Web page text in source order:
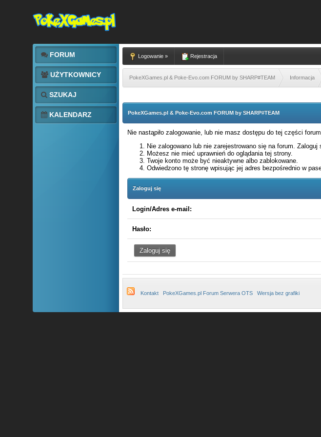
FORUM
UŻYTKOWNICY
SZUKAJ
KALENDARZ
Logowanie » Rejestracja
PokeXGames.pl & Poke-Evo.com FORUM by SHARP#TEAM Informacja
PokeXGames.pl & Poke-Evo.com FORUM by SHARP#TEAM
Nie nastąpiło zalogowanie, lub nie masz dostępu do tej części
Nie zalogowano lub nie zarejestrowano się na forum. Zaloguj
Możesz nie mieć uprawnień do oglądania tej strony.
Twoje konto może być nieaktywne albo zablokowane.
Odwiedzono tę stronę wpisując jej adres bezpośrednio w
Zaloguj się
Login/Adres e-mail:
Hasło:
Kontakt PokeXGames.pl Forum Serwera OTS Wersja bez grafiki